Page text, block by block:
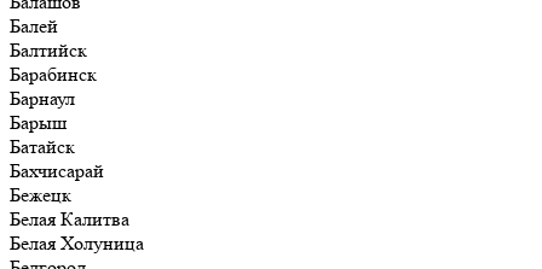
Балей
Балтийск
Барабинск
Барнаул
Барыш
Батайск
Бахчисарай
Бежецк
Белая Калитва
Белая Холуница